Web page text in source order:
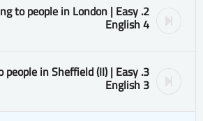
to people in London | Easy
English 4
people in Sheffield (II) | Easy
English 3